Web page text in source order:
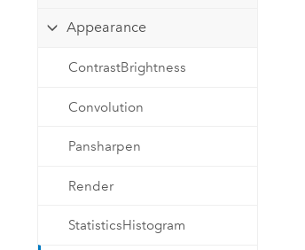
Technologie Developer
cartographie et d’analyse spatiale
Appearance
ContrastBrightness
Convolution
Pansharpen
Render
StatisticsHistogram